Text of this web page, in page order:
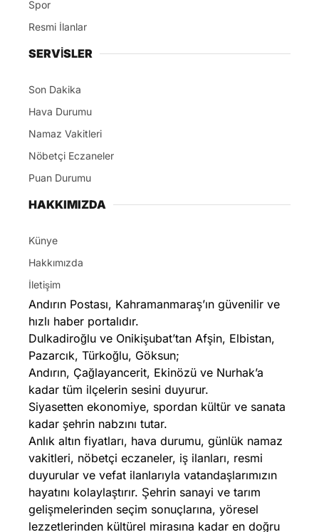
Spor
Resmi İlanlar
SERVİSLER
Son Dakika
Hava Durumu
Namaz Vakitleri
Nöbetçi Eczaneler
Puan Durumu
HAKKIMIZDA
Künye
Hakkımızda
İletişim
Andırın Postası, Kahramanmaraş’ın güvenilir ve
hızlı haber portalıdır.
Dulkadiroğlu ve Onikişubat’tan Afşin, Elbistan,
Pazarcık, Türkoğlu, Göksun;
Andırın, Çağlayancerit, Ekinözü ve Nurhak’a
kadar tüm ilçelerin sesini duyurur.
Siyasetten ekonomiye, spordan kültür ve sanata
kadar şehrin nabzını tutar.
Anlık altın fiyatları, hava durumu, günlük namaz
vakitleri, nöbetçi eczaneler, iş ilanları, resmi
duyurular ve vefat ilanlarıyla vatandaşlarımızın
hayatını kolaylaştırır. Şehrin sanayi ve tarım
gelişmelerinden seçim sonuçlarına, yöresel
lezzetlerinden kültürel mirasına kadar en doğru